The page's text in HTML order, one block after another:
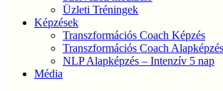
Üzleti Tréningek
Képzések
Transzformációs Coach Képzés
Transzformációs Coach Alapképzés
NLP Alapképzés – Intenzív 5 nap
Média